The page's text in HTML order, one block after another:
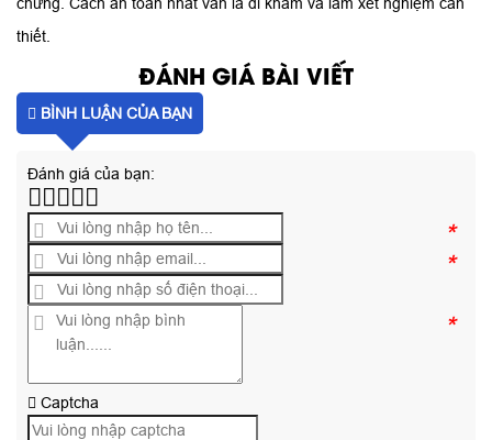
chứng. Cách an toàn nhất vẫn là đi khám và làm xét nghiệm cần
thiết.
ĐÁNH GIÁ BÀI VIẾT
BÌNH LUẬN CỦA BẠN
Đánh giá của bạn:
*
*
*
Captcha